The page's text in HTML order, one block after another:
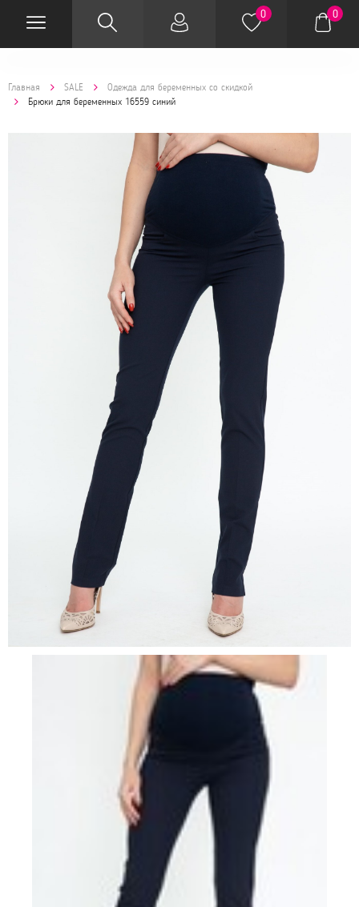
0 0
Главная SALE
Одежда для беременных со скидкой
Брюки для беременных 16559 синий